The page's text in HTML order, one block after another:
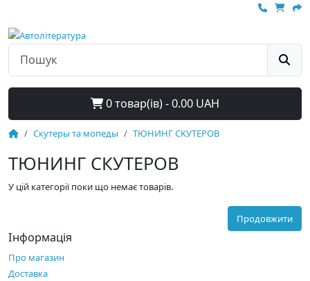
0 товар(ів) - 0.00 UAH
Скутеры та мопеды ТЮНИНГ СКУТЕРОВ
ТЮНИНГ СКУТЕРОВ
У цій категорії поки що немає товарів.
Продовжити
Інформація
Про магазин
Доставка